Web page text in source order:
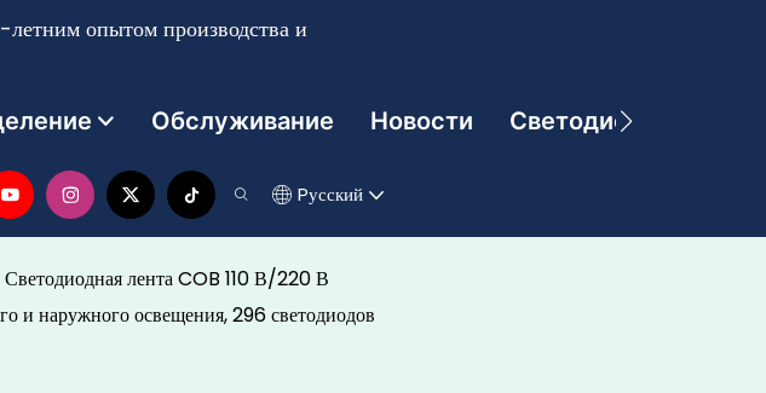
опытом производства и
Обслуживание Новости Светодиодные
Pусский
Светодиодная лента COB 110 В/220 В
и наружного освещения, 296 светодиодов